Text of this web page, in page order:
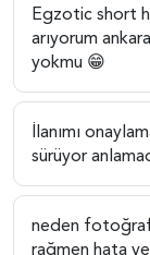
Egzotic short
arıyorum
yokmu 😁
İlanımı
sürüyor
neden fotoğraf
rağmen hata